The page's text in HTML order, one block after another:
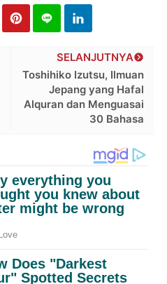
SELANJUTNYA
Toshihiko Izutsu, Ilmuan
Jepang yang Hafal
Alquran dan Menguasai
30 Bahasa